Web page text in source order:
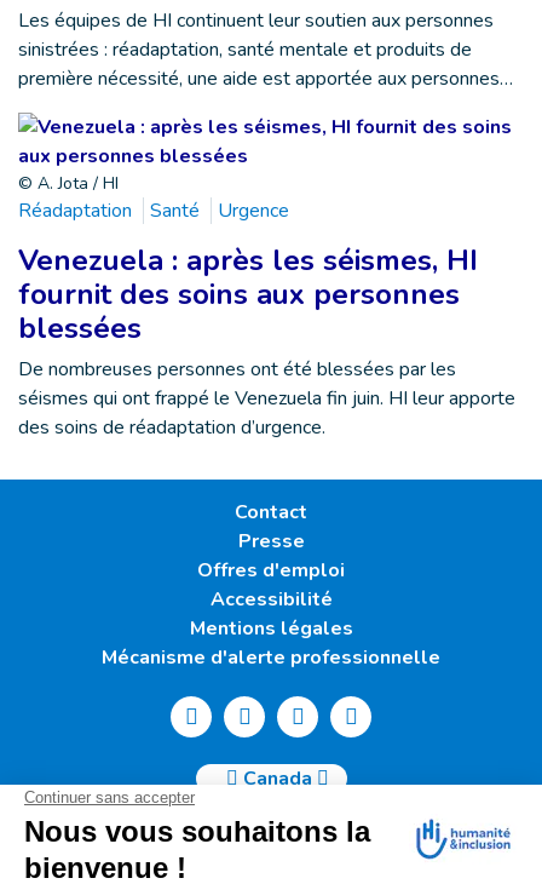
Les équipes de HI continuent leur soutien aux personnes
sinistrées : réadaptation, santé mentale et produits de
première nécessité, une aide est apportée aux personnes…
© A. Jota / HI
Réadaptation Santé Urgence
Venezuela : après les séismes, HI
fournit des soins aux personnes
blessées
De nombreuses personnes ont été blessées par les
séismes qui ont frappé le Venezuela fin juin. HI leur apporte
des soins de réadaptation d’urgence.
Contact
Presse
Offres d'emploi
Accessibilité
Mentions légales
Mécanisme d'alerte professionnelle
Canada